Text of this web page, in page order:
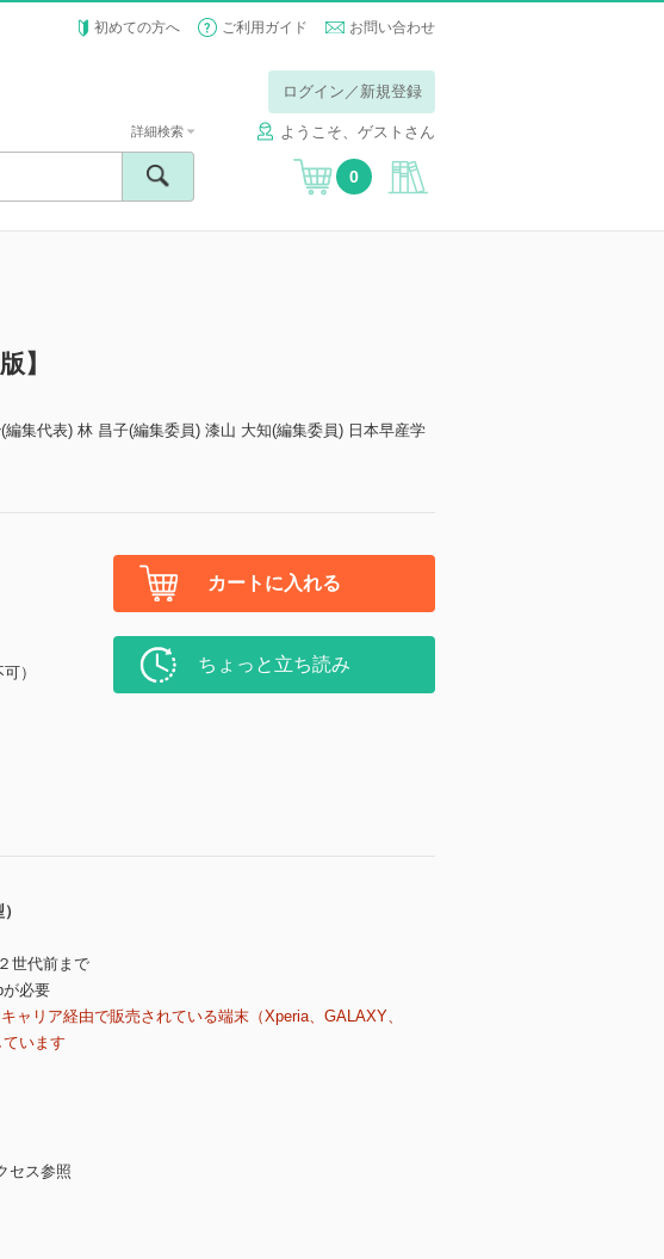
初めての方へ ご利用ガイド お問い合わせ
ログイン／新規登録
ようこそ、ゲストさん
詳細検索
0
】
集代表) 林 昌子(編集委員) 漆山 大知(編集委員) 日本早産学
）
カートに入れる
ちょっと立ち読み
世代前まで
必要
リア経由で販売されている端末（Xperia、GALAXY、
います
セス参照